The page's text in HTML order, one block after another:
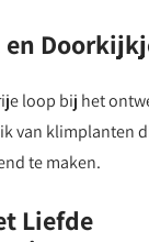
en
loop bij het
van klimplanten
te maken.
Liefde